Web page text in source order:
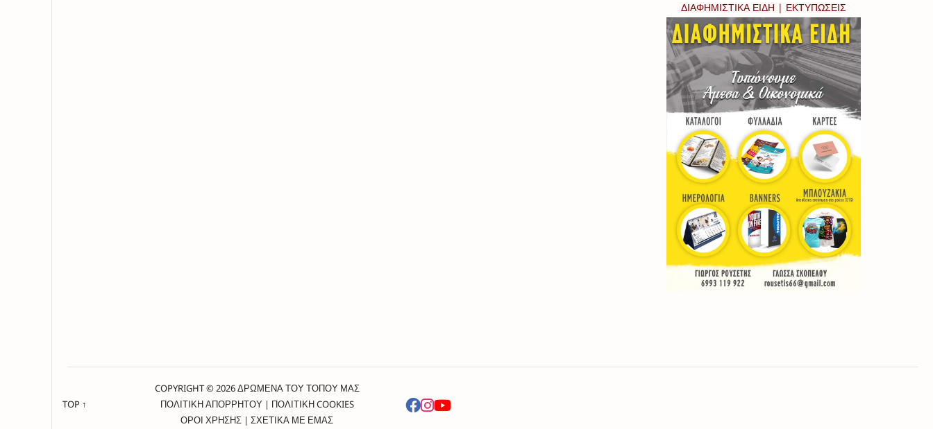
ΔΙΑΦΗΜΙΣΤΙΚΑ ΕΙΔΗ | ΕΚΤΥΠΩΣΕΙΣ
TOP ↑
COPYRIGHT © 2026 ΔΡΩΜΕΝΑ ΤΟΥ ΤΟΠΟΥ ΜΑΣ
ΠΟΛΙΤΙΚΗ ΑΠΟΡΡΗΤΟΥ| ΠΟΛΙΤΙΚΗ COOKIES
ΟΡΟΙ ΧΡΗΣΗΣ | ΣΧΕΤΙΚΑ ΜΕ ΕΜΑΣ